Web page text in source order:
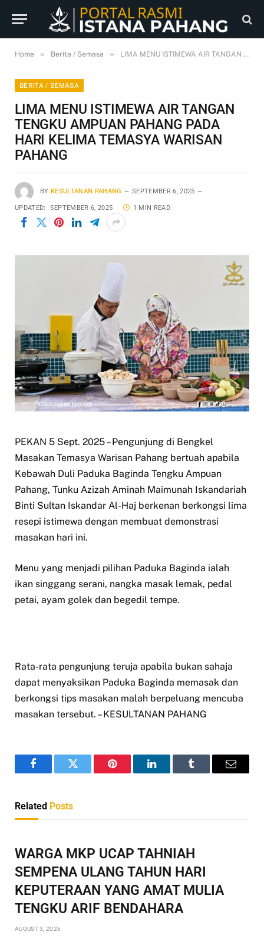
Home » Berita / Semasa » LIMA MENU ISTIMEWA AIR TANGAN TENGKU AMPUAN PAHANG PADA HARI KELIMA TEMASYA WARISAN PAHANG
BERITA / SEMASA
LIMA MENU ISTIMEWA AIR TANGAN
TENGKU AMPUAN PAHANG PADA
HARI KELIMA TEMASYA WARISAN
PAHANG
BY KESULTANAN PAHANG SEPTEMBER 6, 2025
UPDATED: SEPTEMBER 6, 2025 1 MIN READ
PEKAN 5 Sept. 2025 – Pengunjung di Bengkel
Masakan Temasya Warisan Pahang bertuah apabila
Kebawah Duli Paduka Baginda Tengku Ampuan
Pahang, Tunku Azizah Aminah Maimunah Iskandariah
Binti Sultan Iskandar Al-Haj berkenan berkongsi lima
resepi istimewa dengan membuat demonstrasi
masakan hari ini.
Menu yang menjadi pilihan Paduka Baginda ialah
ikan singgang serani, nangka masak lemak, pedal
petai, ayam golek dan begedil tempe.
Rata-rata pengunjung teruja apabila bukan sahaja
dapat menyaksikan Paduka Baginda memasak dan
berkongsi tips masakan malah berpeluang mencuba
masakan tersebut. – KESULTANAN PAHANG
FacebookTwitter Pinterest LinkedInTumblr Email
Related Posts
WARGA MKP UCAP TAHNIAH
SEMPENA ULANG TAHUN HARI
KEPUTERAAN YANG AMAT MULIA
TENGKU ARIF BENDAHARA
AUGUST 3, 2026